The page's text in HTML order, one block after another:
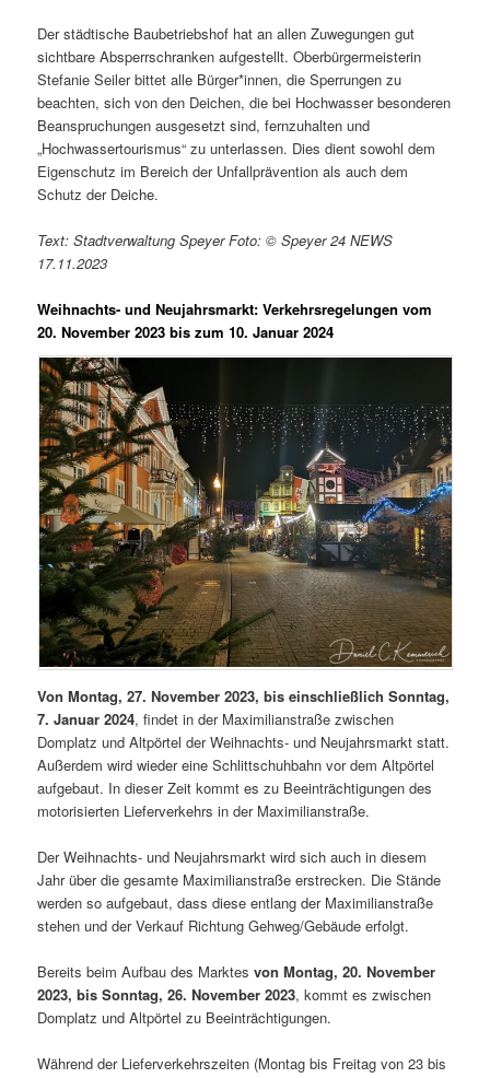
Der städtische Baubetriebshof hat an allen Zuwegungen gut
sichtbare Absperrschranken aufgestellt. Oberbürgermeisterin
Stefanie Seiler bittet alle Bürger*innen, die Sperrungen zu
beachten, sich von den Deichen, die bei Hochwasser besonderen
Beanspruchungen ausgesetzt sind, fernzuhalten und
„Hochwassertourismus“ zu unterlassen. Dies dient sowohl dem
Eigenschutz im Bereich der Unfallprävention als auch dem
Schutz der Deiche.
Text: Stadtverwaltung Speyer Foto: © Speyer 24 NEWS
17.11.2023
Weihnachts- und Neujahrsmarkt: Verkehrsregelungen vom
20. November 2023 bis zum 10. Januar 2024
Von Montag, 27. November 2023, bis einschließlich Sonntag,
7. Januar 2024, findet in der Maximilianstraße zwischen
Domplatz und Altpörtel der Weihnachts- und Neujahrsmarkt statt.
Außerdem wird wieder eine Schlittschuhbahn vor dem Altpörtel
aufgebaut. In dieser Zeit kommt es zu Beeinträchtigungen des
motorisierten Lieferverkehrs in der Maximilianstraße.
Der Weihnachts- und Neujahrsmarkt wird sich auch in diesem
Jahr über die gesamte Maximilianstraße erstrecken. Die Stände
werden so aufgebaut, dass diese entlang der Maximilianstraße
stehen und der Verkauf Richtung Gehweg/Gebäude erfolgt.
Bereits beim Aufbau des Marktesvon Montag, 20. November
2023, bis Sonntag, 26. November 2023, kommt es zwischen
Domplatz und Altpörtel zu Beeinträchtigungen.
Während der Lieferverkehrszeiten (Montag bis Freitag von 23 bis